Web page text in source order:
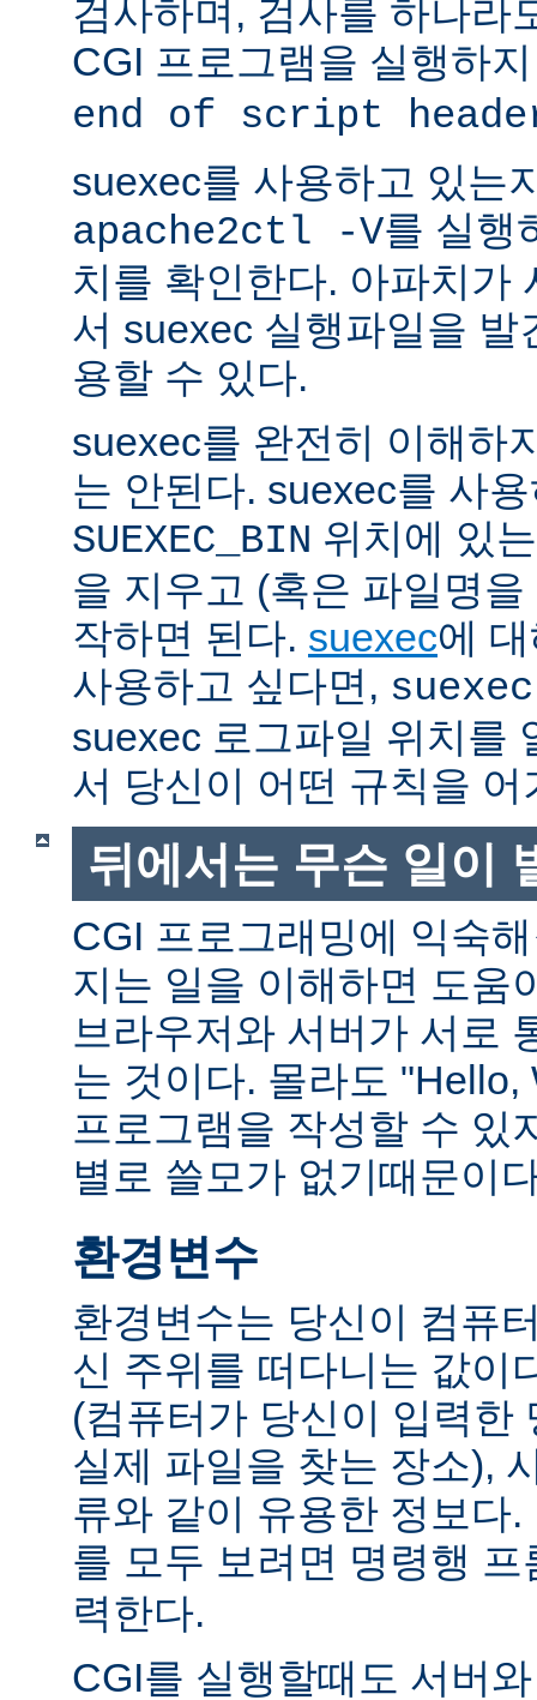
검사하며, 검사를 하나라
CGI 프로그램을 실행하
end of script
suexec를 사용하고 있는
apache2ctl -V를 실행
치를 확인한다. 아파치가
서 suexec 실행파일을 발
용할 수 있다.
suexec를 완전히 이해하
는 안된다. suexec를 사
SUEXEC_BIN 위치에 있
을 지우고 (혹은 파일명
작하면 된다. suexec에
사용하고 싶다면,
suexec 로그파일 위치를
서 당신이 어떤 규칙을
뒤에서는 무슨 일이
CGI 프로그래밍에 익숙
지는 일을 이해하면 도움
브라우저와 서버가 서로
는 것이다. 몰라도
프로그램을 작성할 수 있
별로 쓸모가 없기때문이
환경변수
환경변수는 당신이 컴퓨
신 주위를 떠다니는 값이
(컴퓨터가 당신이 입력한
실제 파일을 찾는 장소),
류와 같이 유용한 정보다
를 모두 보려면 명령행
력한다.
CGI를 실행할때도 서버